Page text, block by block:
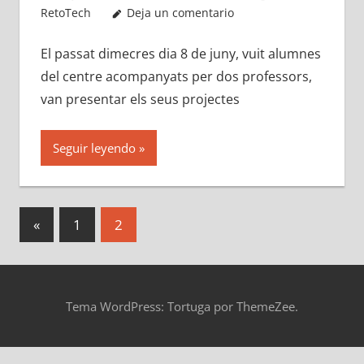
RetoTech
Deja un comentario
El passat dimecres dia 8 de juny, vuit alumnes
del centre acompanyats per dos professors,
van presentar els seus projectes
Seguir leyendo
Paginación
«Entradas
anteriores
1 2
Tema WordPress: Tortuga por ThemeZee.